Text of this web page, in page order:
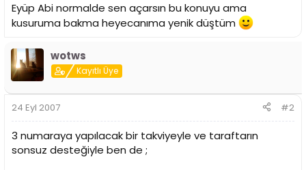
Eyüp Abi normalde sen açarsın bu konuyu ama
kusuruma bakma heyecanıma yenik düştüm
wotws
Kayıtlı Üye
24 Eyl 2007 #2
3 numaraya yapılacak bir takviyeyle ve taraftarın
sonsuz desteğiyle ben de ;